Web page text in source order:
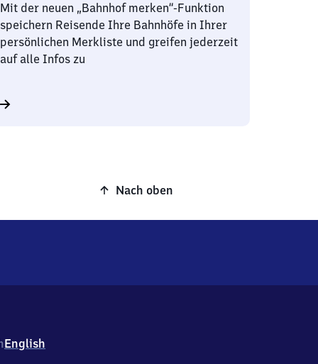
Mit der neuen „Bahnhof merken“-Funktion
speichern Reisende Ihre Bahnhöfe in Ihrer
persönlichen Merkliste und greifen jederzeit
auf alle Infos zu
Nach oben
English